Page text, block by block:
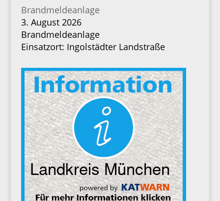
Brandmeldeanlage
3. August 2026
Brandmeldeanlage
Einsatzort: Ingolstädter Landstraße